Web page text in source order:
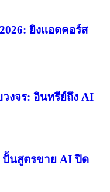
ยิงแอดคอร์ส
วงจร: อินทรีย์ถึง AI
ปั้นสูตรขาย AI ปิด